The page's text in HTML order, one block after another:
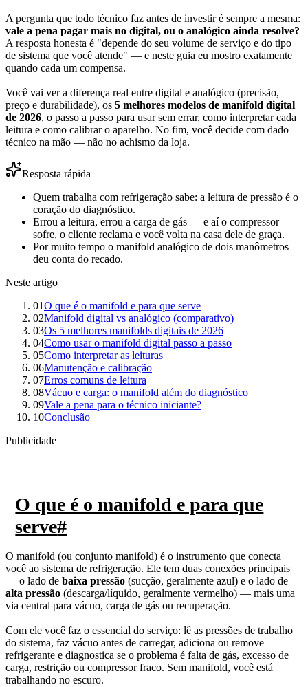
A pergunta que todo técnico faz antes de investir é sempre a mesma:
vale a pena pagar mais no digital, ou o analógico ainda resolve?
A resposta honesta é "depende do seu volume de serviço e do tipo
de sistema que você atende" — e neste guia eu mostro exatamente
quando cada um compensa.
Você vai ver a diferença real entre digital e analógico (precisão,
preço e durabilidade), os 5 melhores modelos de manifold digital
de 2026, o passo a passo para usar sem errar, como interpretar cada
leitura e como calibrar o aparelho. No fim, você decide com dado
técnico na mão — não no achismo da loja.
Resposta rápida
Quem trabalha com refrigeração sabe: a leitura de pressão é o
coração do diagnóstico.
Errou a leitura, errou a carga de gás — e aí o compressor
sofre, o cliente reclama e você volta na casa dele de graça.
Por muito tempo o manifold analógico de dois manômetros
deu conta do recado.
Neste artigo
01O que é o manifold e para que serve
02Manifold digital vs analógico (comparativo)
03Os 5 melhores manifolds digitais de 2026
04Como usar o manifold digital passo a passo
05Como interpretar as leituras
06Manutenção e calibração
07Erros comuns de leitura
08Vácuo e carga: o manifold além do diagnóstico
09Vale a pena para o técnico iniciante?
10Conclusão
Publicidade
O que é o manifold e para que
serve#
O manifold (ou conjunto manifold) é o instrumento que conecta
você ao sistema de refrigeração. Ele tem duas conexões principais
— o lado de baixa pressão (sucção, geralmente azul) e o lado de
alta pressão (descarga/líquido, geralmente vermelho) — mais uma
via central para vácuo, carga de gás ou recuperação.
Com ele você faz o essencial do serviço: lê as pressões de trabalho
do sistema, faz vácuo antes de carregar, adiciona ou remove
refrigerante e diagnostica se o problema é falta de gás, excesso de
carga, restrição ou compressor fraco. Sem manifold, você está
trabalhando no escuro.